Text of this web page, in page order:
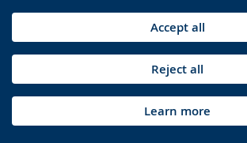
Accept all
Reject all
Learn more